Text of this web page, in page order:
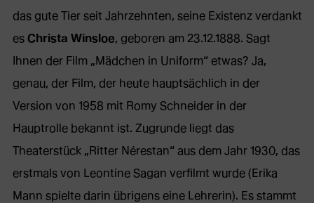
das gute Tier seit Jahrzehnten, seine Existenz verdankt
es Christa Winsloe, geboren am 23.12.1888. Sagt
Ihnen der Film „Mädchen in Uniform“ etwas? Ja,
genau, der Film, der heute hauptsächlich in der
Version von 1958 mit Romy Schneider in der
Hauptrolle bekannt ist. Zugrunde liegt das
Theaterstück „Ritter Nérestan“ aus dem Jahr 1930, das
erstmals von Leontine Sagan verfilmt wurde (Erika
Mann spielte darin übrigens eine Lehrerin). Es stammt